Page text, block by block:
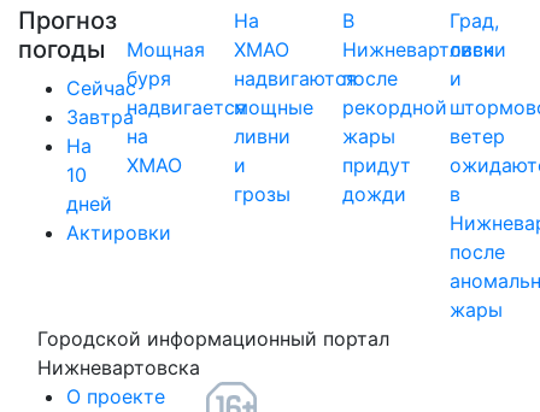
Прогноз
погоды
Сейчас
Завтра
На
10
дней
Актировки
Мощная
буря
надвигается
на
ХМАО
На
ХМАО
надвигаются
мощные
ливни
и
грозы
В
Нижневартовск
после
рекордной
жары
придут
дожди
Град,
ливни
и
ветер
в
после
жары
Городской информационный портал
Нижневартовска
О проекте